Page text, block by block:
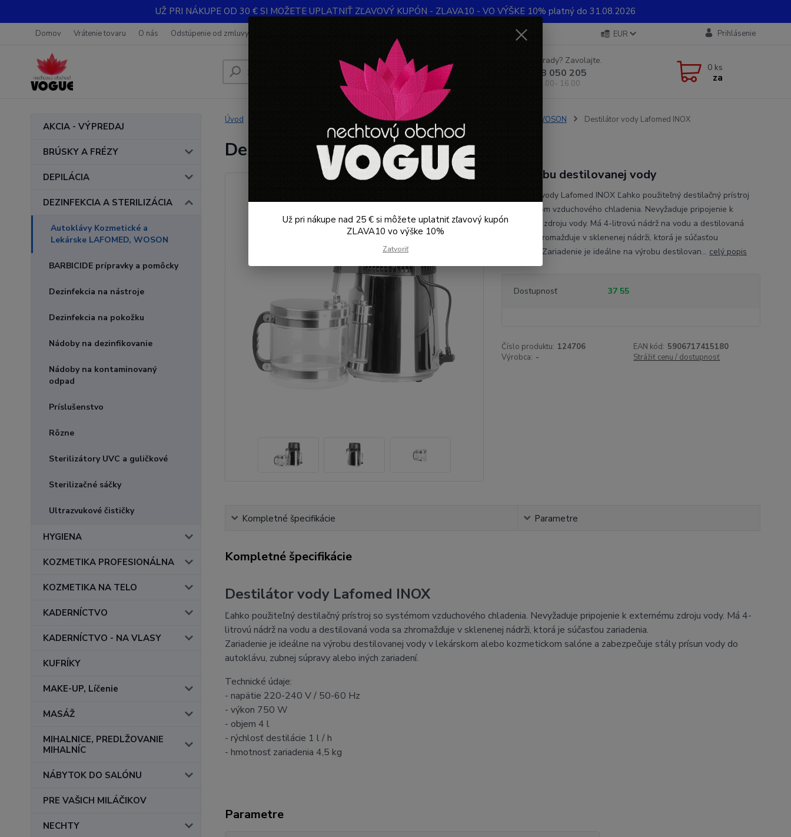
UŽ PRI NÁKUPE OD 30 € SI MOŽETE UPLATNIŤ ZĽAVOVÝ KUPÓN - ZLAVA10 - VO VÝŠKE 10% platný do 31.08.2026
Domov Vrátenie tovaru O nás Odstúpenie od zmluvy EUR Prihlásenie
Hľadať
Neviete si rady? Zavolajte.
+421 948 050 205
Denne od 8.00- 16.00
0 ks
za
AKCIA - VÝPREDAJ
BRÚSKY A FRÉZY
DEPILÁCIA
DEZINFEKCIA A STERILIZÁCIA
Autoklávy Kozmetické a
Lekárske LAFOMED, WOSON
BARBICIDE prípravky a pomôcky
Dezinfekcia na nástroje
Dezinfekcia na pokožku
Nádoby na dezinfikovanie
Nádoby na kontaminovaný
odpad
Príslušenstvo
Rôzne
Sterilizátory UVC a guličkové
Sterilizačné sáčky
Ultrazvukové čističky
HYGIENA
KOZMETIKA PROFESIONÁLNA
KOZMETIKA NA TELO
KADERNÍCTVO
KADERNÍCTVO - NA VLASY
KUFRÍKY
MAKE-UP, Líčenie
MASÁŽ
MIHALNICE, PREDLŽOVANIE
MIHALNÍC
NÁBYTOK DO SALÓNU
PRE VAŠICH MILÁČIKOV
NECHTY
Úvod Autoklávy Kozmetické a Lekárske LAFOMED, WOSON Destilátor vody Lafomed INOX
Destilátor vody Lafomed INOX
na výrobu destilovanej vody
Destilátor vody Lafomed INOX Ľahko použiteľný destilačný prístroj
so systémom vzduchového chladenia. Nevyžaduje pripojenie k
externému zdroju vody. Má 4-litrovú nádrž na vodu a destilovaná
voda sa zhromažďuje v sklenenej nádrži, ktorá je súčasťou
zariadenia.Zariadenie je ideálne na výrobu destilovan... celý popis
Dostupnosť 37 55
Číslo produktu: 124706 EAN kód: 5906717415180
Výrobca: - Strážiť cenu / dostupnosť
Kompletné špecifikácie Parametre
Kompletné špecifikácie
Destilátor vody Lafomed INOX
Ľahko použiteľný destilačný prístroj so systémom vzduchového chladenia. Nevyžaduje pripojenie k externému zdroju vody. Má 4-
litrovú nádrž na vodu a destilovaná voda sa zhromažďuje v sklenenej nádrži, ktorá je súčasťou zariadenia.
Zariadenie je ideálne na výrobu destilovanej vody v lekárskom alebo kozmetickom salóne a zabezpečuje stály prísun vody do
autoklávu, zubnej súpravy alebo iných zariadení.
Technické údaje:
- napätie 220-240 V / 50-60 Hz
- výkon 750 W
- objem 4 l
- rýchlosť destilácie 1 l / h
- hmotnosť zariadenia 4,5 kg
Parametre
Už pri nákupe nad 25 € si môžete uplatniť zľavový kupón
ZLAVA10 vo výške 10%
Zatvoriť